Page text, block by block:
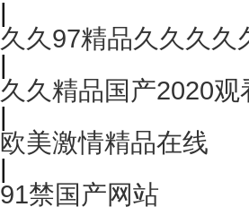
|
久久97精品久久久久
|
久久精品国产2020观
|
欧美激情精品在线
|
91禁国产网站